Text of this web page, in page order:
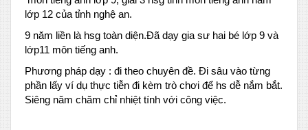
lớp 12 của tỉnh nghệ an.
9 năm liền là hsg toàn diện.Đã dạy gia sư hai bé lớp 9 và
lớp11 môn tiếng anh.
Phương pháp dạy : đi theo chuyên đề. Đi sâu vào từng
phần lấy ví dụ thực tiễn đi kèm trò chơi để hs dễ nắm bắt.
Siêng năm chăm chỉ nhiệt tính với công việc.